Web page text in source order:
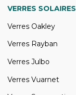
VERRES SOLAIRES
Verres Oakley
Verres Rayban
Verres Julbo
Verres Vuarnet